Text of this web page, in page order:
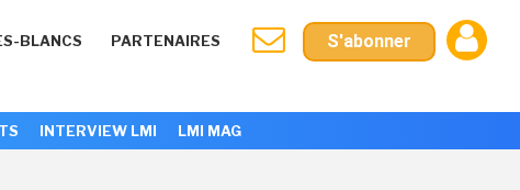
BLANCS PARTENAIRES S'abonner
INTERVIEW LMI LMI MAG